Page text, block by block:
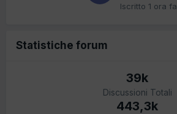
Iscritto 1 ora fa
Statistiche forum
39k
Discussioni Totali
443,3k